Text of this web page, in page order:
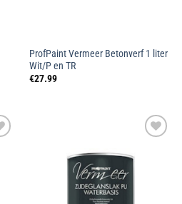
ProfPaint Vermeer Betonverf 1 liter
Wit/P en TR
€27.99